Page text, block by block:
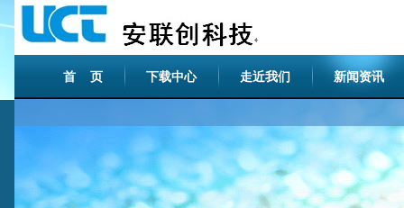
首 页 下载中心 走近我们 新闻资讯